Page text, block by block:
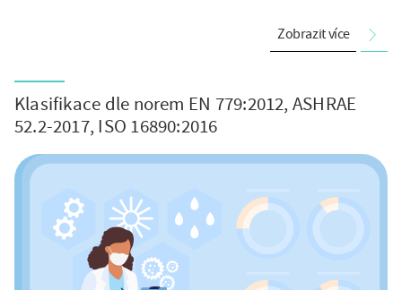
Zobrazit více
Klasifikace dle norem EN 779:2012, ASHRAE
52.2-2017, ISO 16890:2016